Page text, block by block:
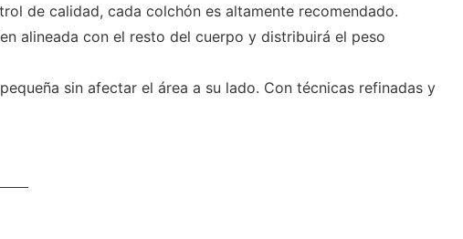
de calidad, cada colchón es altamente recomendado.
alineada con el resto del cuerpo y distribuirá el peso
sin afectar el área a su lado. Con técnicas refinadas y